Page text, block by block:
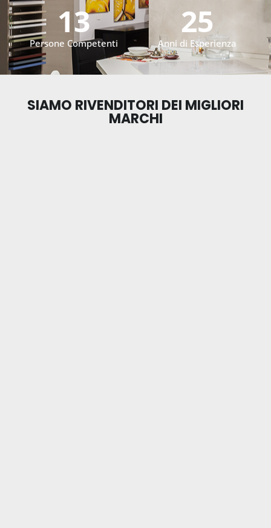
Persone Competenti
13
Anni di Esperienza
25
SIAMO RIVENDITORI DEI MIGLIORI
MARCHI